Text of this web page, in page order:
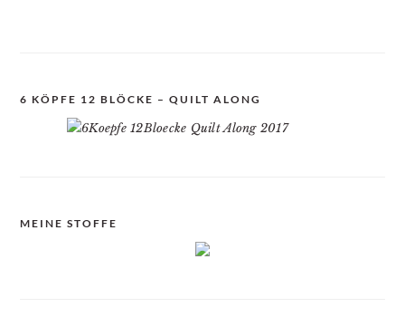
6 KÖPFE 12 BLÖCKE – QUILT ALONG
MEINE STOFFE